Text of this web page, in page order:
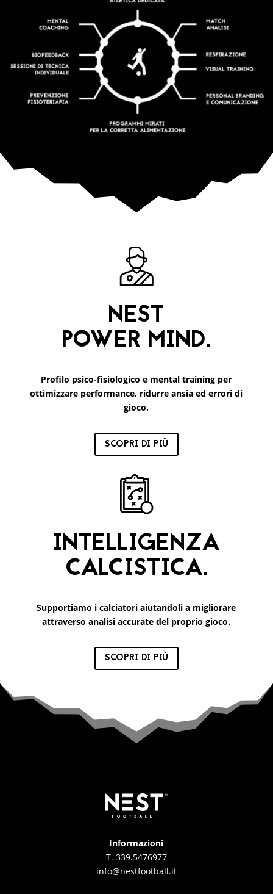
NEST
POWER MIND.
Profilo psico-fisiologico e mental training per
ottimizzare performance, ridurre ansia ed errori di
gioco.
SCOPRI DI PIÙ
INTELLIGENZA
CALCISTICA.
Supportiamo i calciatori aiutandoli a migliorare
attraverso analisi accurate del proprio gioco.
SCOPRI DI PIÙ
Informazioni
T. 339.5476977
info@nestfootball.it